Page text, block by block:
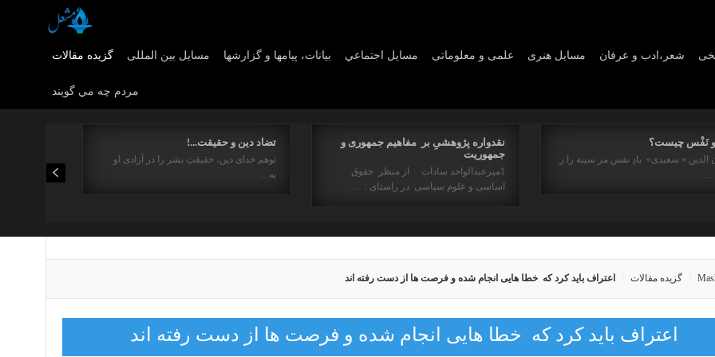
گزیده مقالات مسایل بین المللی بیانات، پیامها و گزارشها مسايل اجتماعي علمی و معلوماتی مسايل هنری شعر،ادب و عرفان
مردم چه مي گويند
تضاد دین و حقیقت...!
توهم خدای دین، حقیقتِ بشر را در آزادی او
به…
نقدواره پژوهشیِ بر مفاهیم جمهوری و
جمهوریت
1میرعبدالواحد سادات از منظر حقوق
اساسی و علوم سیاسی در راستای : …
و نَفْس چیست؟
الدین « سعیدی» بادِ نفس مر سینه را ز
گزیده مقالات اعتراف باید کرد که خطا هایی انجام شده و فرصت ها از دست رفته اند
اعتراف باید کرد که خطا هایی انجام شده و فرصت ها از دست رفته اند